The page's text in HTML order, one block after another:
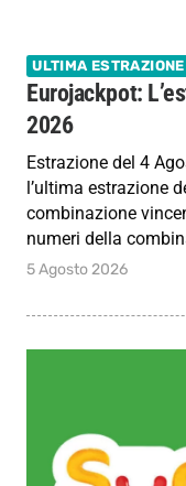
ULTIMA ESTRAZIONE
Eurojackpot:
2026
Estrazione del 4
l’ultima estrazione
combinazione
numeri della
5 Agosto 2026